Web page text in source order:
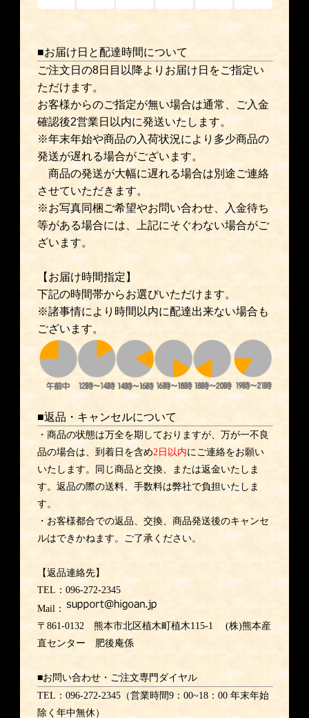
■お届け日と配達時間について
ご注文日の8日目以降よりお届け日をご指定い
ただけます。
お客様からのご指定が無い場合は通常、ご入金
確認後2営業日以内に発送いたします。
※年末年始や商品の入荷状況により多少商品の
発送が遅れる場合がございます。
商品の発送が大幅に遅れる場合は別途ご連絡
させていただきます。
※お写真同梱ご希望やお問い合わせ、入金待ち
等がある場合には、上記にそぐわない場合がご
ざいます。
【お届け時間指定】
下記の時間帯からお選びいただけます。
※諸事情により時間以内に配達出来ない場合も
ございます。
■返品・キャンセルについて
・商品の状態は万全を期しておりますが、万が一不良
品の場合は、到着日を含め2日以内にご連絡をお願い
いたします。同じ商品と交換、または返金いたしま
す。返品の際の送料、手数料は弊社で負担いたしま
す。
・お客様都合での返品、交換、商品発送後のキャンセ
ルはできかねます。ご了承ください。
【返品連絡先】
TEL：096-272-2345
Mail：
〒861-0132 熊本市北区植木町植木115-1 (株)熊本産
直センター 肥後庵係
■お問い合わせ・ご注文専門ダイヤル
TEL：096-272-2345（営業時間9：00~18：00 年末年始
除く年中無休）